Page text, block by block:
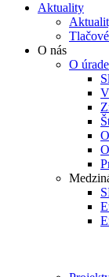
Aktuality
O nás
O úrade